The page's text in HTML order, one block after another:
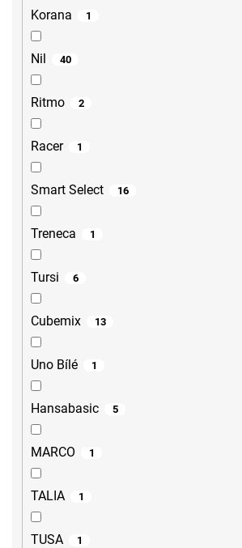
Korana 1
Nil 40
Ritmo 2
Racer 1
Smart Select 16
Treneca 1
Tursi 6
Cubemix 13
Uno Bílé 1
Hansabasic 5
MARCO 1
TALIA 1
TUSA 1